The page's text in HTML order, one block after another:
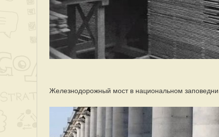
Железнодорожный мост в национальном